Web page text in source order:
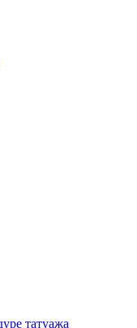
татуажа